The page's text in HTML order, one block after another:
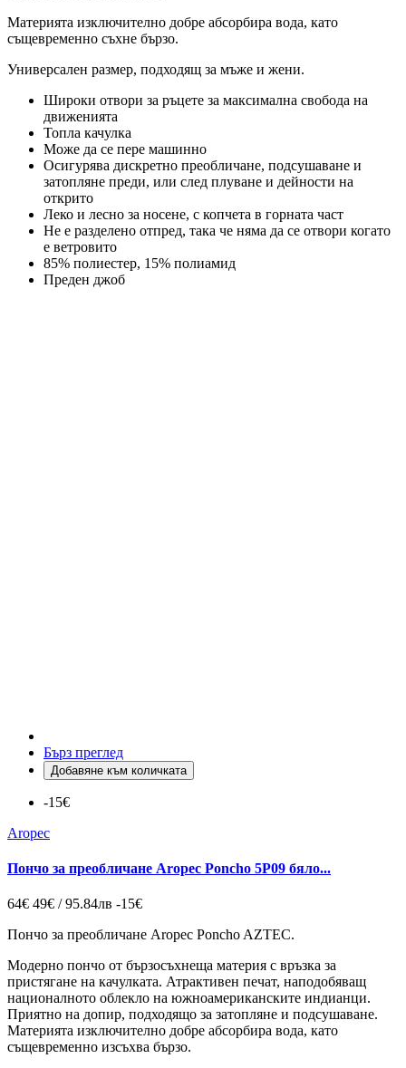
Материята изключително добре абсорбира вода, като
същевременно съхне бързо.
Универсален размер, подходящ за мъже и жени.
Широки отвори за ръцете за максимална свобода на
движенията
Топла качулка
Може да се пере машинно
Осигурява дискретно преобличане, подсушаване и
затопляне преди, или след плуване и дейности на
открито
Леко и лесно за носене, с копчета в горната част
Не е разделено отпред, така че няма да се отвори когато
е ветровито
85% полиeстер, 15% полиамид
Преден джоб
Бърз преглед
Добавяне към количката
-15€
Aropec
Пончо за преобличане Aropec Poncho 5P09 бяло...
64€ 49€ / 95.84лв -15€
Пончо за преобличане Aropec Poncho AZTEC.
Модерно пончо от бързосъхнеща материя с връзка за
пристягане на качулката. Атрактивен печат, наподобяващ
националното облекло на южноамериканските индианци.
Приятно на допир, подходящо за затопляне и подсушаване.
Материята изключително добре абсорбира вода, като
същевременно изсъхва бързо.